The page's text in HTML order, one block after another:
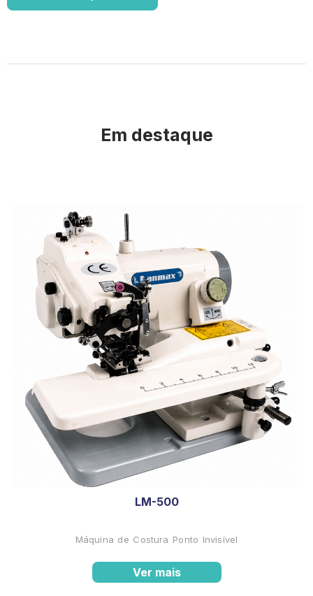
Em destaque
LM-500
Máquina de Costura Ponto Invisível
Ver mais